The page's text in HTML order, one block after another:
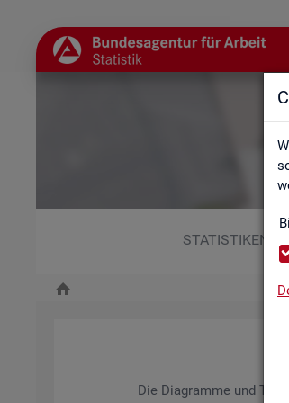
STATISTIKEN
Die Dia­gram­me und